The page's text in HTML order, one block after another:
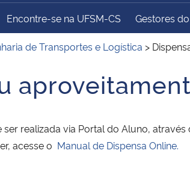
do Turismo
Ministério do
Desenvolvimento
de Segurança
Advocacia-Geral da
Encontre-se na UFSM-CS Gestores
de Transportes e Logística >
realizada via Portal do Aluno,
acesse o Manual de Dispensa Online.